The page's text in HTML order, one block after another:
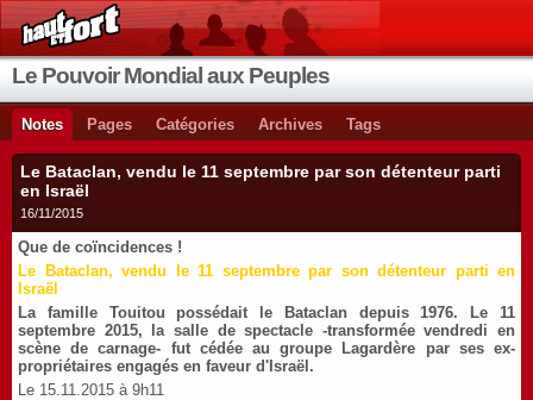
Le Pouvoir Mondial aux Peuples
Notes Pages Catégories Archives Tags
Le Bataclan, vendu le 11 septembre par son détenteur parti
en Israël
16/11/2015
Que de coïncidences !
Le Bataclan, vendu le 11 septembre par son détenteur parti en
Israël
La famille Touitou possédait le Bataclan depuis 1976. Le 11
septembre 2015, la salle de spectacle -transformée vendredi en
scène de carnage- fut cédée au groupe Lagardère par ses ex-
propriétaires engagés en faveur d'Israël.
Le 15.11.2015 à 9h11